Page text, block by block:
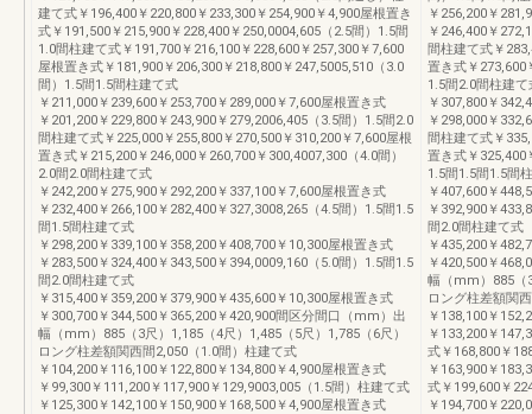
建て式￥196,400￥220,800￥233,300￥254,900￥4,900屋根置き
式￥191,500￥215,900￥228,400￥250,0004,605（2.5間）1.5間
1.0間柱建て式￥191,700￥216,100￥228,600￥257,300￥7,600
屋根置き式￥181,900￥206,300￥218,800￥247,5005,510（3.0
間）1.5間1.5間柱建て式
￥211,000￥239,600￥253,700￥289,000￥7,600屋根置き式
￥201,200￥229,800￥243,900￥279,2006,405（3.5間）1.5間2.0
間柱建て式￥225,000￥255,800￥270,500￥310,200￥7,600屋根
置き式￥215,200￥246,000￥260,700￥300,4007,300（4.0間）
2.0間2.0間柱建て式
￥242,200￥275,900￥292,200￥337,100￥7,600屋根置き式
￥232,400￥266,100￥282,400￥327,3008,265（4.5間）1.5間1.5
間1.5間柱建て式
￥298,200￥339,100￥358,200￥408,700￥10,300屋根置き式
￥283,500￥324,400￥343,500￥394,0009,160（5.0間）1.5間1.5
間2.0間柱建て式
￥315,400￥359,200￥379,900￥435,600￥10,300屋根置き式
￥300,700￥344,500￥365,200￥420,900間区分間口（mm）出
幅（mm）885（3尺）1,185（4尺）1,485（5尺）1,785（6尺）
ロング柱差額関西間2,050（1.0間）柱建て式
￥104,200￥116,100￥122,800￥134,800￥4,900屋根置き式
￥99,300￥111,200￥117,900￥129,9003,005（1.5間）柱建て式
￥125,300￥142,100￥150,900￥168,500￥4,900屋根置き式
￥256,200￥
￥246,400￥
間柱建て式￥
置き式￥273,600
1.5間2.0間柱建て
￥307,800￥
￥298,000￥
間柱建て式￥
置き式￥325,400
1.5間1.5間1.5間
￥407,600￥
￥392,900￥
間2.0間柱建て式
￥435,200￥
￥420,500￥
幅（mm）885（
ロング柱差額関
￥138,100￥
￥133,200￥
式￥168,800￥
￥163,900￥
式￥199,600￥
￥194,700￥